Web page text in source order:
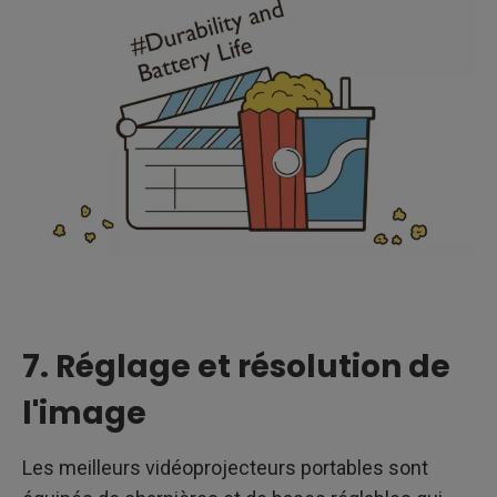
7. Réglage et résolution de
l'image
Les meilleurs vidéoprojecteurs portables sont